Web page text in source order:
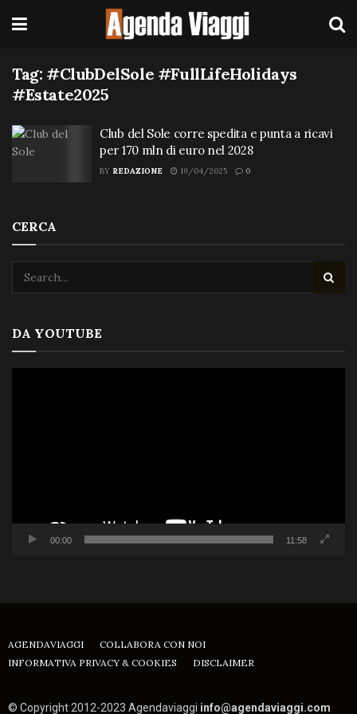
Tag: #ClubDelSole #FullLifeHolidays
#Estate2025
Club del Sole corre spedita e punta a ricavi
per 170 mln di euro nel 2028
BY REDAZIONE 19/04/2025 0
CERCA
DA YOUTUBE
00:00 11:58
AGENDAVIAGGI
COLLABORA CON NOI
INFORMATIVA PRIVACY & COOKIES
DISCLAIMER
© Copyright 2012-2023 Agendaviaggi info@agendaviaggi.com